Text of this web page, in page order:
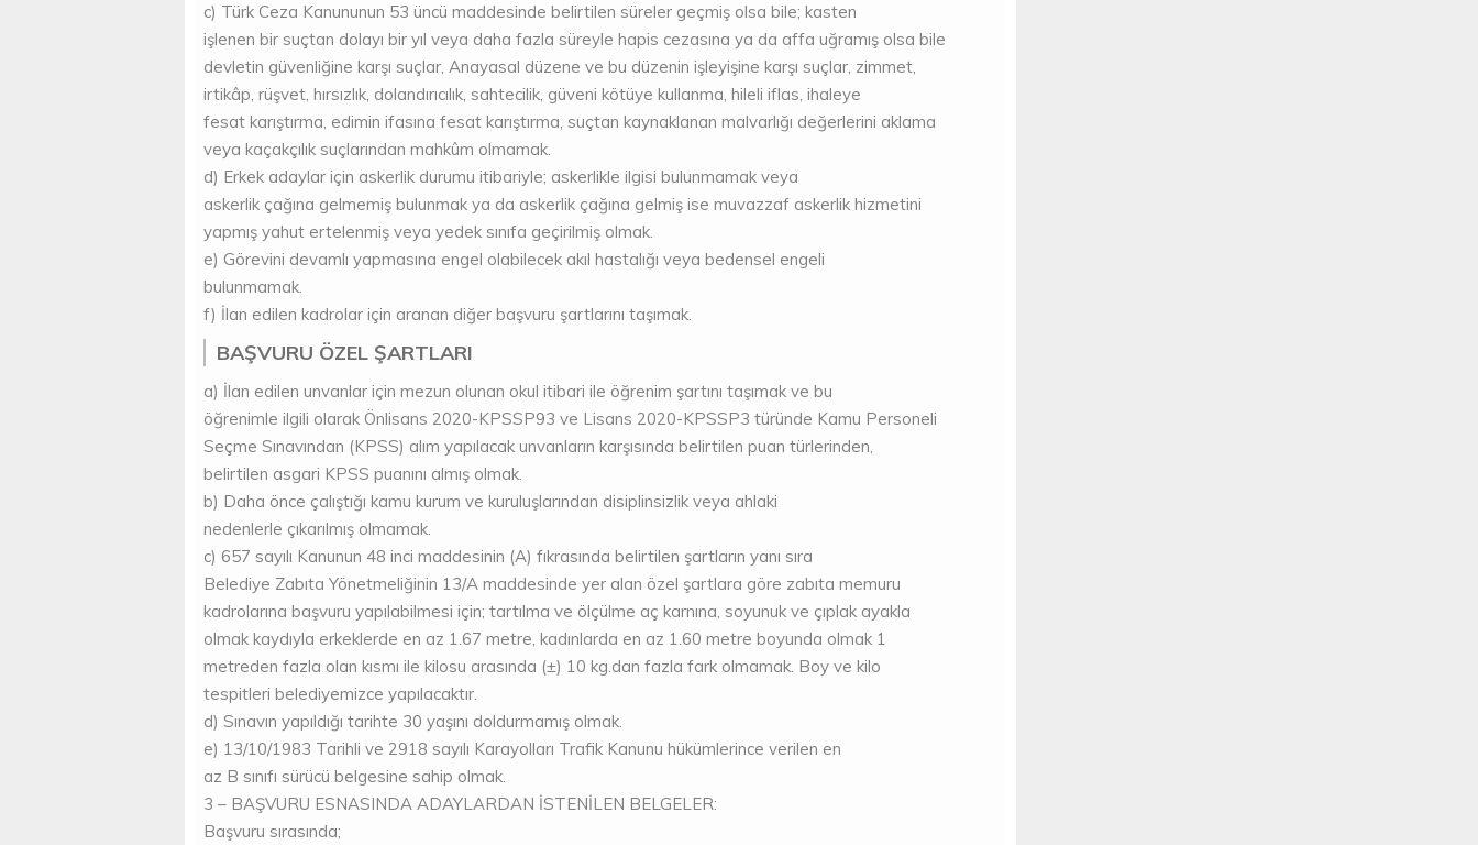
c) Türk Ceza Kanununun 53 üncü maddesinde belirtilen süreler geçmiş olsa bile; kasten
işlenen bir suçtan dolayı bir yıl veya daha fazla süreyle hapis cezasına ya da affa uğramış olsa bile
devletin güvenliğine karşı suçlar, Anayasal düzene ve bu düzenin işleyişine karşı suçlar, zimmet,
irtikâp, rüşvet, hırsızlık, dolandırıcılık, sahtecilik, güveni kötüye kullanma, hileli iflas, ihaleye
fesat karıştırma, edimin ifasına fesat karıştırma, suçtan kaynaklanan malvarlığı değerlerini aklama
veya kaçakçılık suçlarından mahkûm olmamak.
d) Erkek adaylar için askerlik durumu itibariyle; askerlikle ilgisi bulunmamak veya
askerlik çağına gelmemiş bulunmak ya da askerlik çağına gelmiş ise muvazzaf askerlik hizmetini
yapmış yahut ertelenmiş veya yedek sınıfa geçirilmiş olmak.
e) Görevini devamlı yapmasına engel olabilecek akıl hastalığı veya bedensel engeli
bulunmamak.
f) İlan edilen kadrolar için aranan diğer başvuru şartlarını taşımak.
BAŞVURU ÖZEL ŞARTLARI
a) İlan edilen unvanlar için mezun olunan okul itibari ile öğrenim şartını taşımak ve bu
öğrenimle ilgili olarak Önlisans 2020-KPSSP93 ve Lisans 2020-KPSSP3 türünde Kamu Personeli
Seçme Sınavından (KPSS) alım yapılacak unvanların karşısında belirtilen puan türlerinden,
belirtilen asgari KPSS puanını almış olmak.
b) Daha önce çalıştığı kamu kurum ve kuruluşlarından disiplinsizlik veya ahlaki
nedenlerle çıkarılmış olmamak.
c) 657 sayılı Kanunun 48 inci maddesinin (A) fıkrasında belirtilen şartların yanı sıra
Belediye Zabıta Yönetmeliğinin 13/A maddesinde yer alan özel şartlara göre zabıta memuru
kadrolarına başvuru yapılabilmesi için; tartılma ve ölçülme aç karnına, soyunuk ve çıplak ayakla
olmak kaydıyla erkeklerde en az 1.67 metre, kadınlarda en az 1.60 metre boyunda olmak 1
metreden fazla olan kısmı ile kilosu arasında (±) 10 kg.dan fazla fark olmamak. Boy ve kilo
tespitleri belediyemizce yapılacaktır.
d) Sınavın yapıldığı tarihte 30 yaşını doldurmamış olmak.
e) 13/10/1983 Tarihli ve 2918 sayılı Karayolları Trafik Kanunu hükümlerince verilen en
az B sınıfı sürücü belgesine sahip olmak.
3 – BAŞVURU ESNASINDA ADAYLARDAN İSTENİLEN BELGELER:
Başvuru sırasında;